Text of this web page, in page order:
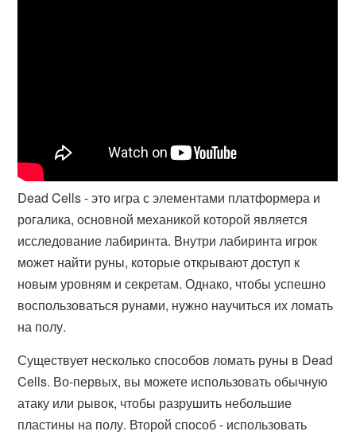
Dead Cells - это игра с элементами платформера и
рогалика, основной механикой которой является
исследование лабиринта. Внутри лабиринта игрок
может найти руны, которые открывают доступ к
новым уровням и секретам. Однако, чтобы успешно
воспользоваться рунами, нужно научиться их ломать
на полу.
Существует несколько способов ломать руны в Dead
Cells. Во-первых, вы можете использовать обычную
атаку или рывок, чтобы разрушить небольшие
пластины на полу. Второй способ - использовать